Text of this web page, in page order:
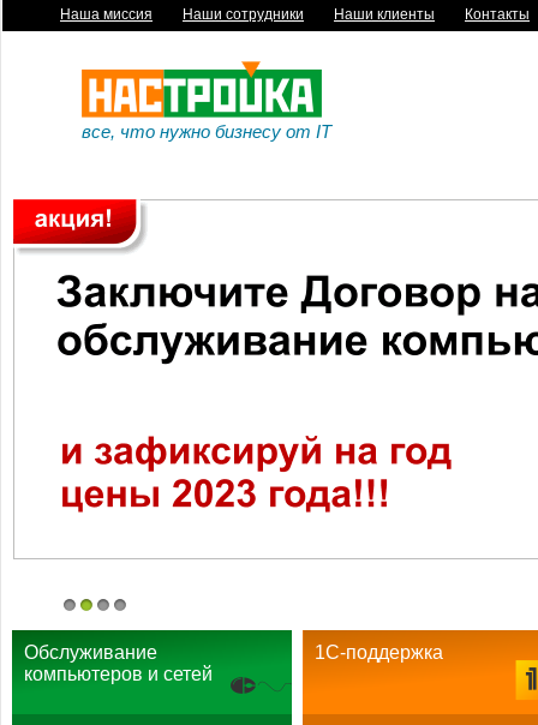
Наша миссия Наши сотрудники Наши клиенты Контакты
все, что нужно бизнесу от IT
Обслуживание
компьютеров и сетей
1С-поддержка